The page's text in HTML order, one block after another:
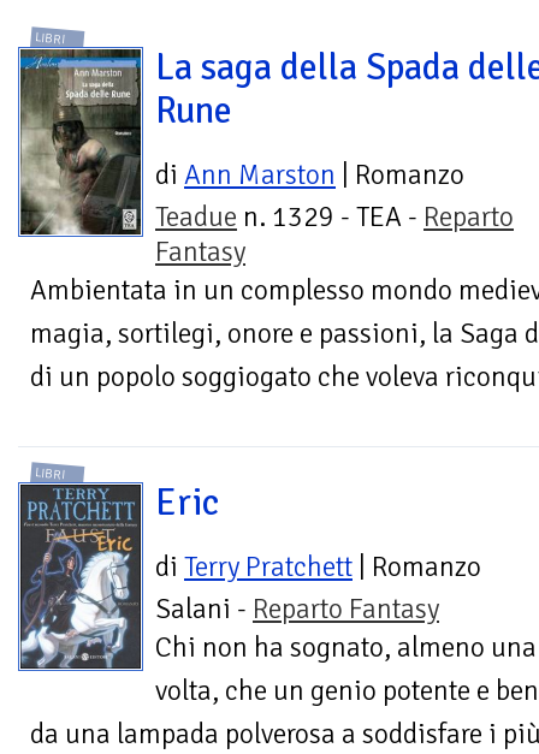
LIBRI
La saga della Spada
Rune
di Ann Marston | Romanzo
Teadue n. 1329 - TEA - Reparto
Fantasy
Ambientata in un complesso mondo
magia, sortilegi, onore e passioni, la Saga
di un popolo soggiogato che voleva
LIBRI
Eric
di Terry Pratchett | Romanzo
Salani - Reparto Fantasy
Chi non ha sognato, almeno una
volta, che un genio potente e
da una lampada polverosa a soddisfare i